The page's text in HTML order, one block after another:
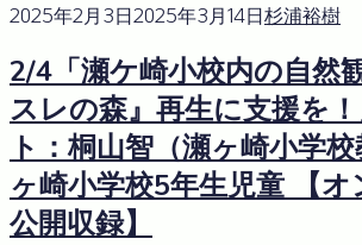
2025年2月3日2025年3月14日杉浦裕樹
2/4「瀬ケ崎小校内の自然
スレの森』再生に支援を
ト：桐山智（瀬ヶ崎小学
ヶ崎小学校5年生児童 【
公開収録】